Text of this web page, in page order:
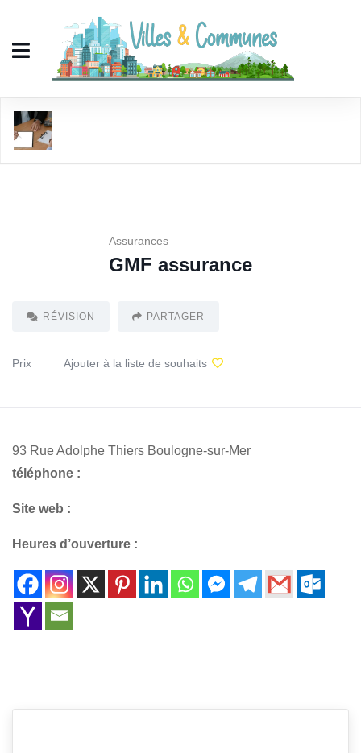
Assurances
GMF assurance
RÉVISION PARTAGER
Prix Ajouter à la liste de souhaits
93 Rue Adolphe Thiers Boulogne-sur-Mer
téléphone :
Site web :
Heures d’ouverture :